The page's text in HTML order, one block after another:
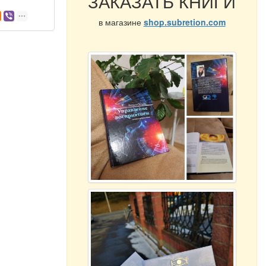
в магазине shop.subretion.com